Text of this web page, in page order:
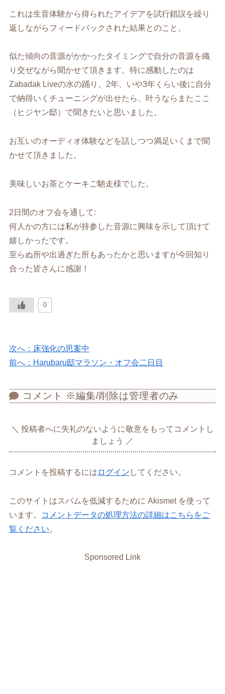
これは生音体験から得られたアイデアを試行錯誤を繰り
返しながらフィードバックされた結果とのこと。
似た傾向の音源がかかったタイミングで自分の音源を織
り交ぜながら聞かせて頂きます。特に感動したのは
Zabadak Liveの水の踊り。2年、いや3年くらい後に自分
で納得いくチューニングが出せたら、叶うならまたここ
（ヒジヤン邸）で聞きたいと思いました。
お互いのオーディオ体験などを話しつつ満足いくまで聞
かせて頂きました。
美味しいお茶とケーキご馳走様でした。
2日間のオフ会を通して:
何人かの方には私が持参した音源に興味を示して頂けて
嬉しかったです。
至らぬ所や出過ぎた所もあったかと思いますが今回知り
合った皆さんに感謝！
0
次へ：床強化の思案中
前へ：Harubaru邸マラソン・オフ会二日目
コメント ※編集/削除は管理者のみ
投稿者へに失礼のないように敬意をもってコメントし
ましょう
コメントを投稿するには ログイン してください。
このサイトはスパムを低減するために Akismet を使って
います。
コメントデータの処理方法の詳細はこちらをご
覧ください。
Sponsored Link